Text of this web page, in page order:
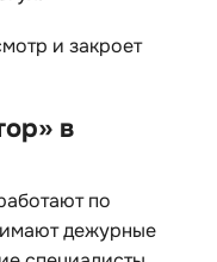
и закроет
в
по
дежурные